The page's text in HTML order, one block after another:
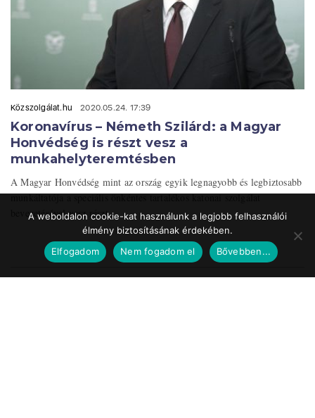
Közszolgálat.hu 2020.05.24. 17:39
Koronavírus – Németh Szilárd: a Magyar
Honvédség is részt vesz a
munkahelyteremtésben
A Magyar Honvédség mint az ország egyik legnagyobb és legbiztosabb
munkáltatója a speciális önkéntes tartalékos katonai szolgálat
bevezetésével vesz részt ...
A weboldalon cookie-kat használunk a legjobb felhasználói
élmény biztosításának érdekében.
Elfogadom
Nem fogadom el Bővebben...